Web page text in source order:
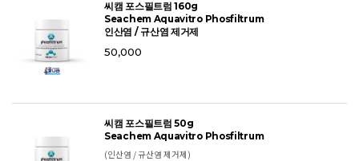
씨캠 포스필트럼 160g
Seachem Aquavitro Phosfiltrum
인산염 / 규산염 제거제
50,000
씨캠 포스필트럼 50g
Seachem Aquavitro Phosfiltrum
(인산염 / 규산염 제거제)